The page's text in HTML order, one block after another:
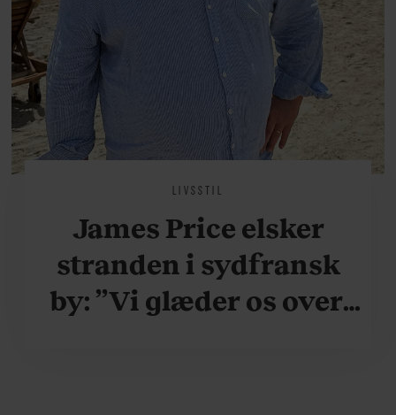
LIVSSTIL
James Price elsker
stranden i sydfransk
by: ”Vi glæder os over,